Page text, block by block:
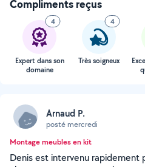
Compliments reçus
4
Expert dans son
domaine
4
Très soigneux
Arnaud P.
posté mercredi
Montage meubles en kit
Denis est intervenu rapidement